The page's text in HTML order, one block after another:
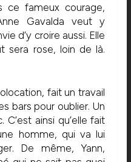
ce fameux courage,
Gavalda veut y
d’y croire aussi. Elle
sera rose, loin de là.
fait un travail
bars pour oublier. Un
ainsi qu’elle fait
homme, qui va lui
De même, Yann,